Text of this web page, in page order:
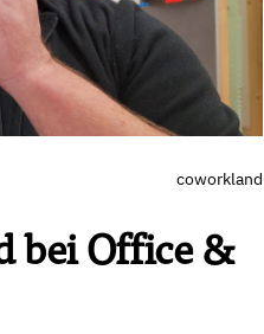
coworkland
bei Office &